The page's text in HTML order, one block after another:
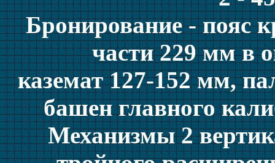
Бронирование - пояс
части 229 мм в
каземат 127-152 мм,
башен главного
Механизмы 2